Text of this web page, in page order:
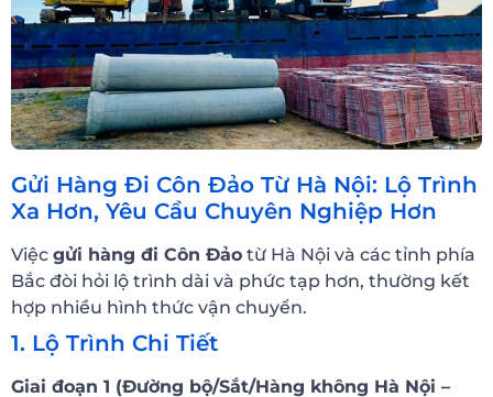
Gửi Hàng Đi Côn Đảo Từ Hà Nội: Lộ Trình
Xa Hơn, Yêu Cầu Chuyên Nghiệp Hơn
Việc gửi hàng đi Côn Đảo từ Hà Nội và các tỉnh phía
Bắc đòi hỏi lộ trình dài và phức tạp hơn, thường kết
hợp nhiều hình thức vận chuyển.
1. Lộ Trình Chi Tiết
Giai đoạn 1 (Đường bộ/Sắt/Hàng không Hà Nội –